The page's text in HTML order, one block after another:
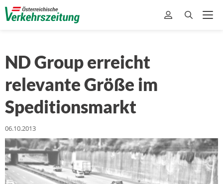
ND Group erreicht
relevante Größe im
Speditionsmarkt
06.10.2013